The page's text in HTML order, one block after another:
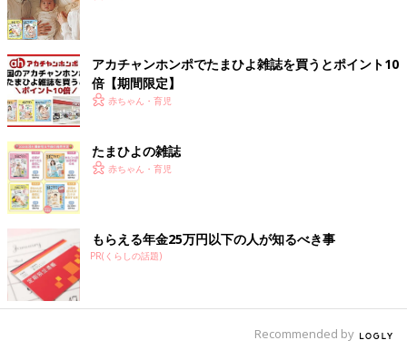
アカチャンホンポでたまひよ雑誌を買うとポイント10
倍【期間限定】
赤ちゃん・育児
たまひよの雑誌
赤ちゃん・育児
もらえる年金25万円以下の人が知るべき事
PR(くらしの話題)
Recommended by